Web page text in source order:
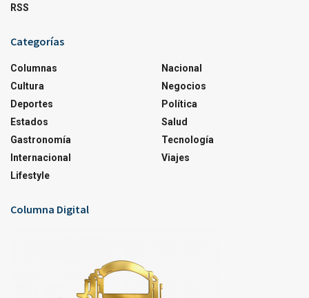
RSS
Categorías
Columnas
Cultura
Deportes
Estados
Gastronomía
Internacional
Lifestyle
Nacional
Negocios
Política
Salud
Tecnología
Viajes
Columna Digital